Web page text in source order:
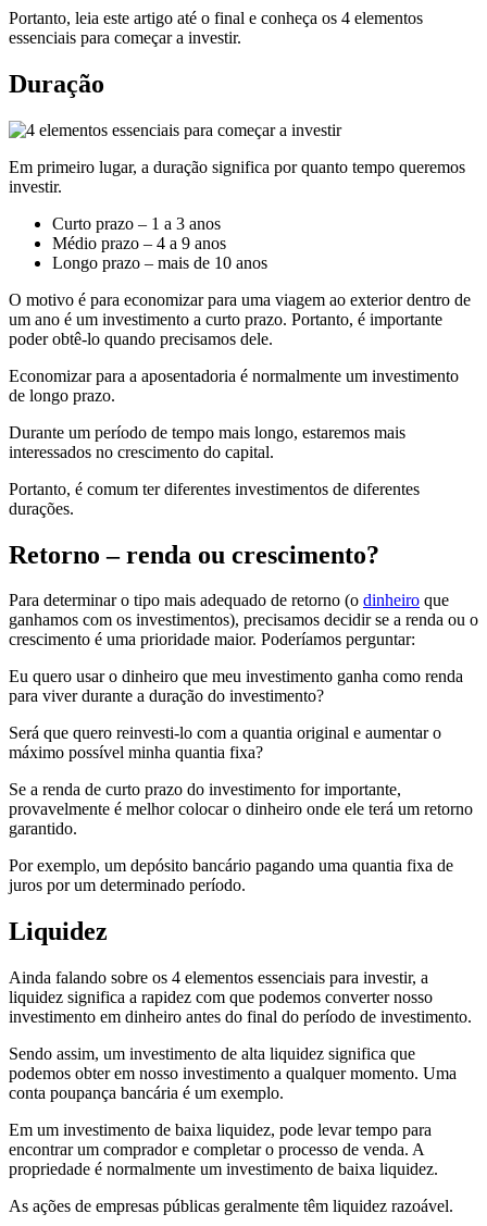
Portanto, leia este artigo até o final e conheça os 4 elementos
essenciais para começar a investir.
Duração
Em primeiro lugar, a duração significa por quanto tempo queremos
investir.
Curto prazo – 1 a 3 anos
Médio prazo – 4 a 9 anos
Longo prazo – mais de 10 anos
O motivo é para economizar para uma viagem ao exterior dentro de
um ano é um investimento a curto prazo. Portanto, é importante
poder obtê-lo quando precisamos dele.
Economizar para a aposentadoria é normalmente um investimento
de longo prazo.
Durante um período de tempo mais longo, estaremos mais
interessados no crescimento do capital.
Portanto, é comum ter diferentes investimentos de diferentes
durações.
Retorno – renda ou crescimento?
Para determinar o tipo mais adequado de retorno (o dinheiro que
ganhamos com os investimentos), precisamos decidir se a renda ou o
crescimento é uma prioridade maior. Poderíamos perguntar:
Eu quero usar o dinheiro que meu investimento ganha como renda
para viver durante a duração do investimento?
Será que quero reinvesti-lo com a quantia original e aumentar o
máximo possível minha quantia fixa?
Se a renda de curto prazo do investimento for importante,
provavelmente é melhor colocar o dinheiro onde ele terá um retorno
garantido.
Por exemplo, um depósito bancário pagando uma quantia fixa de
juros por um determinado período.
Liquidez
Ainda falando sobre os 4 elementos essenciais para investir, a
liquidez significa a rapidez com que podemos converter nosso
investimento em dinheiro antes do final do período de investimento.
Sendo assim, um investimento de alta liquidez significa que
podemos obter em nosso investimento a qualquer momento. Uma
conta poupança bancária é um exemplo.
Em um investimento de baixa liquidez, pode levar tempo para
encontrar um comprador e completar o processo de venda. A
propriedade é normalmente um investimento de baixa liquidez.
As ações de empresas públicas geralmente têm liquidez razoável.